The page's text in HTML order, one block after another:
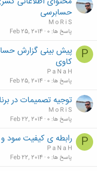
حسابرسی
M o R i S
پاسخ ها 0
Feb 25, 2014
P
پیش بینی گزارش
کاوی
P a N a H
پاسخ ها 0
Feb 25, 2014
توجیه تصمیمات در
M o R i S
پاسخ ها 0
Feb 22, 2014
P رابطه ی کیفیت سود
P a N a H
پاسخ ها 0
Feb 22, 2014